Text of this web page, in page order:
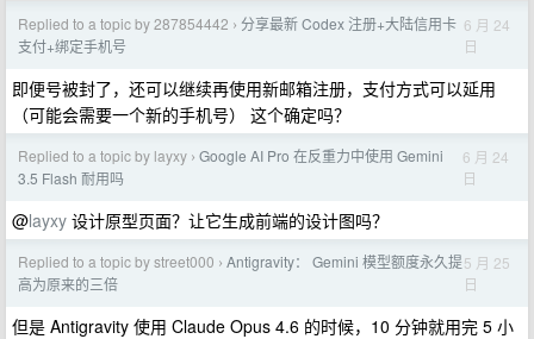
Replied to a topic by 287854442 › 分享最新 Codex 注册+大陆信用卡
支付+绑定手机号
6 月 24
日
即便号被封了，还可以继续再使用新邮箱注册，支付方式可以延用
（可能会需要一个新的手机号） 这个确定吗？
Replied to a topic by layxy › Google AI Pro 在反重力中使用 Gemini
3.5 Flash 耐用吗
6 月 24
日
@layxy 设计原型页面？让它生成前端的设计图吗？
Replied to a topic by street000 › Antigravity： Gemini 模型额度永久提
高为原来的三倍
5 月 25
日
但是 Antigravity 使用 Claude Opus 4.6 的时候，10 分钟就用完 5 小